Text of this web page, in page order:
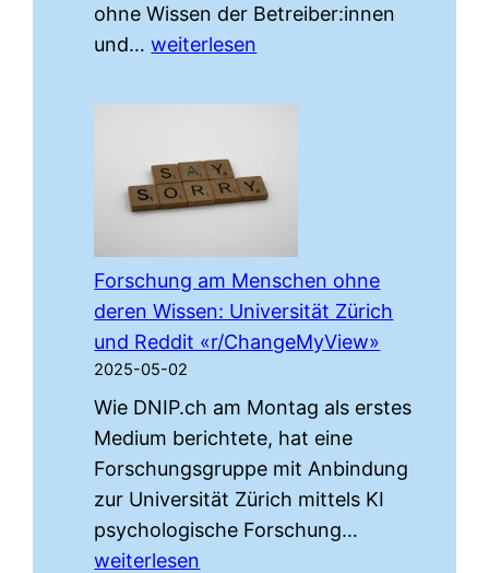
ohne Wissen der Betreiber:innen
und…«Reddit
Hörkombinat-
Interview
zur
KI-
Manipulation
an
der
Universität
Zürich
weiterlesen
Forschung am Menschen ohne
deren Wissen: Universität Zürich
und Reddit «r/ChangeMyView»
2025-05-02
Wie DNIP.ch am Montag als erstes
Medium berichtete, hat eine
Forschungsgruppe mit Anbindung
zur Universität Zürich mittels KI
psychologische Forschung…
weiterlesen